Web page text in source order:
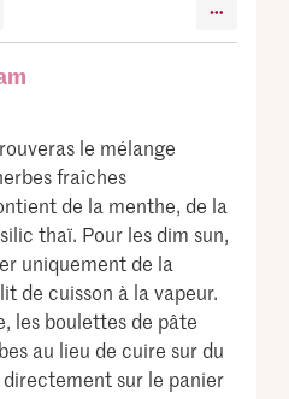
le mélange
fraîches
de la menthe, de la
thaï. Pour les dim sun,
uniquement de la
de cuisson à la vapeur.
les boulettes de pâte
au lieu de cuire sur du
sur le panier